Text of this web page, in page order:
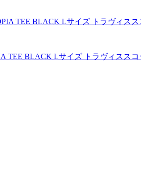
TEE BLACK Lサイズ トラヴィスス